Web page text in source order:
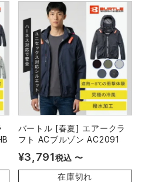
バートル [春夏] エアークラ
フト ACブルゾン AC2091
¥3,791税込 〜
在庫切れ